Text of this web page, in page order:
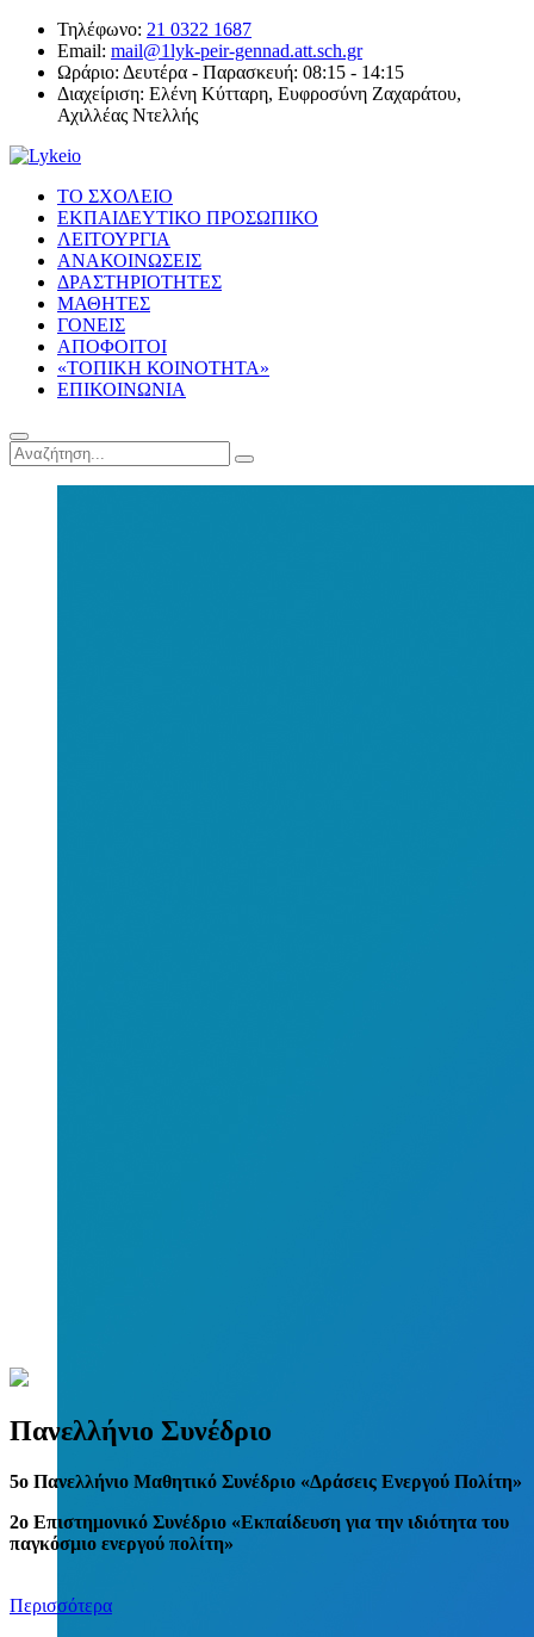
Τηλέφωνο: 21 0322 1687
Email: mail@1lyk-peir-gennad.att.sch.gr
Ωράριο: Δευτέρα - Παρασκευή: 08:15 - 14:15
Διαχείριση: Ελένη Κύτταρη, Ευφροσύνη Ζαχαράτου,
Αχιλλέας Ντελλής
ΤΟ ΣΧΟΛΕΙΟ
ΕΚΠΑΙΔΕΥΤΙΚΟ ΠΡΟΣΩΠΙΚΟ
ΛΕΙΤΟΥΡΓΙΑ
ΑΝΑΚΟΙΝΩΣΕΙΣ
ΔΡΑΣΤΗΡΙΟΤΗΤΕΣ
ΜΑΘΗΤΕΣ
ΓΟΝΕΙΣ
ΑΠΟΦΟΙΤΟΙ
«ΤΟΠΙΚΗ ΚΟΙΝΟΤΗΤΑ»
ΕΠΙΚΟΙΝΩΝΙΑ
Πανελλήνιο Συνέδριο
5o Πανελλήνιο Μαθητικό Συνέδριο «Δράσεις Ενεργού Πολίτη»
2ο Επιστημονικό Συνέδριο «Εκπαίδευση για την ιδιότητα του
παγκόσμιο ενεργού πολίτη»
Περισσότερα